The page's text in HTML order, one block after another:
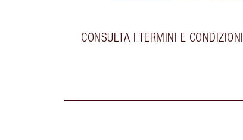
CONSULTA I TERMINI E CONDIZIONI